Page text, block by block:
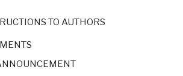
TO AUTHORS